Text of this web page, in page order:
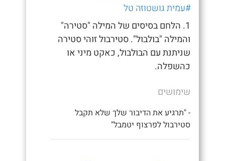
#עמית גושטוזה טל
1. הלחם בסיסים של המילה "סטירה"
והמילה "בולבול". סטירבול זוהי סטירה
שניתנת עם הבולבול, כאקט מיני או
כהשפלה.
שימושים
- "תרגיע את הדיבור שלך שלא תקבל
סטירבול לפרצוף יטמבל"